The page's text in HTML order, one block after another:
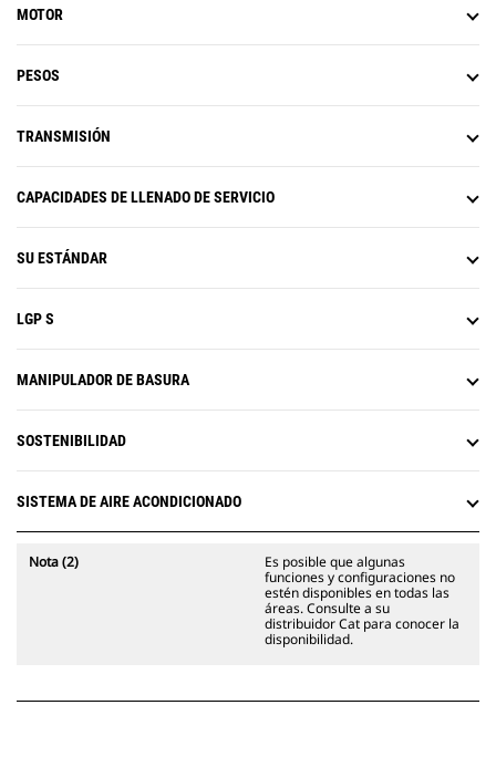
Supervisa de manera activa la
manera automática a fin de
ahorrar tiempo, combustible y
AutoCarry automatiza el
y muestra la pendiente lateral y
descendentes para ayudar a los
operadores con el trabajo en estas
La función Opción Lista para la
Instalación de Accesorio (ARO,
Attachment Ready Option)
proporciona disposiciones de
MOTOR
PESOS
TRANSMISIÓN
CAPACIDADES DE LLENADO DE SERVICIO
SU ESTÁNDAR
LGP S
MANIPULADOR DE BASURA
SOSTENIBILIDAD
SISTEMA DE AIRE ACONDICIONADO
Nota (2)
Es posible que algunas
funciones y configuraciones no
estén disponibles en todas las
áreas. Consulte a su
distribuidor Cat para conocer la
disponibilidad.